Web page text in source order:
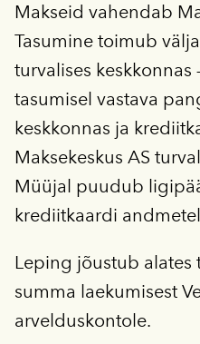
Makseid vahendab
Tasumine toimub
turvalises
tasumisel vastava
keskkonnas ja
Maksekeskus AS
Müüjal puudub
krediitkaardi
Leping jõustub alates
summa laekumisest
arvelduskontole.